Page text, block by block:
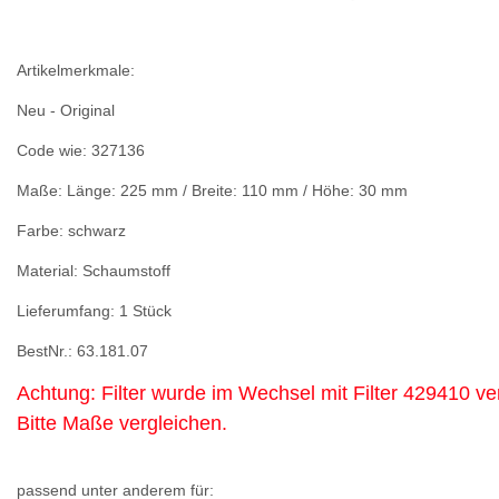
Artikelmerkmale:
Neu - Original
Code wie: 327136
Maße: Länge: 225 mm / Breite: 110 mm / Höhe: 30 mm
Farbe: schwarz
Material: Schaumstoff
Lieferumfang: 1 Stück
BestNr.: 63.181.07
Achtung: Filter wurde im Wechsel mit Filter 429410
Bitte Maße vergleichen.
passend unter anderem für: